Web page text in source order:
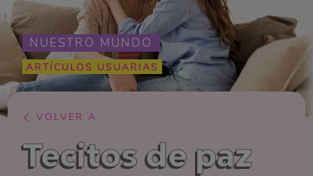
NUESTRO MUNDO
ARTÍCULOS USUARIAS
VOLVER A
Tecitos de paz